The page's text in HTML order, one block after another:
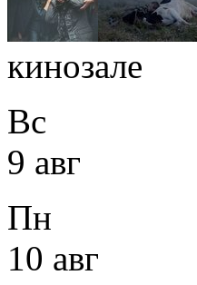
кинозале
Вс
9 авг
Пн
10 авг